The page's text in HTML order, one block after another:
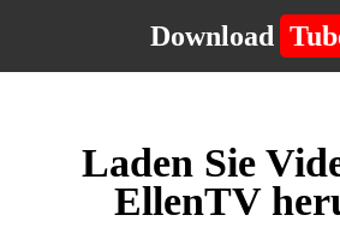
Download
Laden Sie
EllenTV